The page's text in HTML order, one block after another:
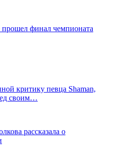
финал чемпионата
критику певца Shaman,
своим…
рассказала о